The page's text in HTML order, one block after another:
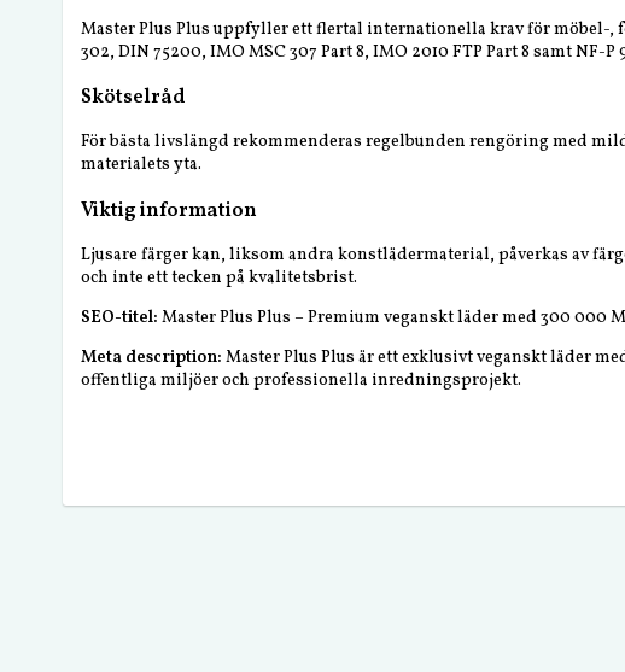
Master Plus Plus uppfyller ett flertal internationella krav för möbel-,
302, DIN 75200, IMO MSC 307 Part 8, IMO 2010 FTP Part 8 samt NF-P
Skötselråd
För bästa livslängd rekommenderas regelbunden rengöring med
materialets yta.
Viktig information
Ljusare färger kan, liksom andra konstlädermaterial, påverkas av
och inte ett tecken på kvalitetsbrist.
SEO-titel: Master Plus Plus – Premium veganskt läder med 300 000
Meta description: Master Plus Plus är ett exklusivt veganskt läder
offentliga miljöer och professionella inredningsprojekt.